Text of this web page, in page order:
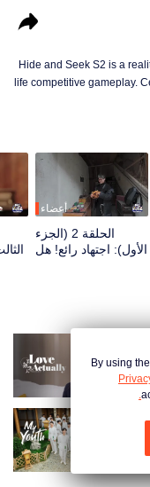
Hide and Seek S2 is a
life competitive gameplay.
and extraordinary mental
أعضاء
الحلقة 2 (الجزء
الأول): اجتهاد رائع! هل
By using